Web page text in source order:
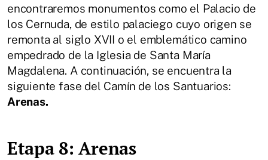
encontraremos monumentos como el Palacio de
los Cernuda, de estilo palaciego cuyo origen se
remonta al siglo XVII o el emblemático camino
empedrado de la Iglesia de Santa María
Magdalena. A continuación, se encuentra la
siguiente fase del Camín de los Santuarios:
Arenas.
Etapa 8: Arenas